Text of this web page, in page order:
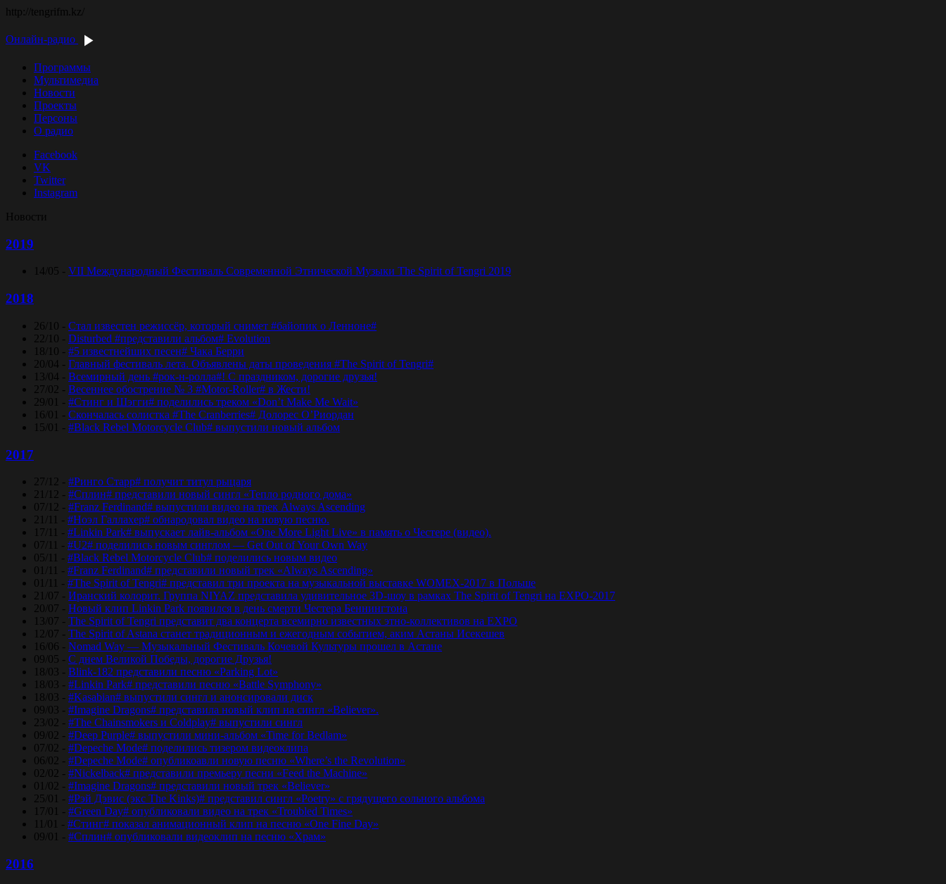
http://tengrifm.kz/
Онлайн-радио
Программы
Мультимедиа
Новости
Проекты
Персоны
О радио
Facebook
VK
Twitter
Instagram
Новости
2019
14/05 - VII Международный Фестиваль Современной Этнической Музыки The Spirit of Tengri 2019
2018
26/10 - Стал известен режиссёр, который снимет #байопик о Ленноне#
22/10 - Disturbed #представили альбом# Evolution
18/10 - #5 известнейших песен# Чака Берри
20/04 - Главный фестиваль лета. Объявлены даты проведения #The Spirit of Tengri#
13/04 - Всемирный день #рок-н-ролла#! С праздником, дорогие друзья!
27/02 - Весеннее обострение № 3 #Motor-Roller# в Жести!
29/01 - #Стинг и Шэгги# поделились треком «Don’t Make Me Wait»
16/01 - Скончалась солистка #The Cranberries# Долорес O’Риордан
15/01 - #Black Rebel Motorcycle Club# выпустили новый альбом
2017
27/12 - #Ринго Старр# получит титул рыцаря
21/12 - #Сплин# представили новый сингл «Тепло родного дома»
07/12 - #Franz Ferdinand# выпустили видео на трек Always Ascending
21/11 - #Ноэл Галлахер# обнародовал видео на новую песню.
17/11 - #Linkin Park# выпускает лайв-альбом «One More Light Live» в память о Честере (видео).
07/11 - #U2# поделились новым синглом — Get Out of Your Own Way
05/11 - #Black Rebel Motorcycle Club# поделились новым видео
01/11 - #Franz Ferdinand# представили новый трек «Always Ascending»
01/11 - #The Spirit of Tengri# представил три проекта на музыкальной выставке WOMEX-2017 в Польше
21/07 - Иранский колорит. Группа NIYAZ представила удивительное 3D-шоу в рамках The Spirit of Tengri на EXPO-2017
20/07 - Новый клип Linkin Park появился в день смерти Честера Беннингтона
13/07 - The Spirit of Tengri представит два концерта всемирно известных этно-коллективов на EXPO
12/07 - The Spirit of Astana станет традиционным и ежегодным событием, аким Астаны Исекешев
16/06 - Nomad Way — Музыкальный Фестиваль Кочевой Культуры прошел в Астане
09/05 - С днем Великой Победы, дорогие Друзья!
18/03 - Blink-182 представили песню «Parking Lot»
18/03 - #Linkin Park# представили песню «Bаttlе Sуmphоnу»
18/03 - #Kasabian# выпустили сингл и анонсировали диск
09/03 - #Imagine Dragons# представила новый клип на сингл «Believer».
23/02 - #The Chainsmokers и Coldplay# выпустили сингл
09/02 - #Deep Purple# выпустили мини-альбом «Time for Bedlam»
07/02 - #Depeche Mode# поделились тизером видеоклипа
06/02 - #Depeche Mode# опубликоавли новую песню «Where’s the Revolution»
02/02 - #Nickelback# представили премьеру песни «Feed the Machine»
01/02 - #Imagine Dragons# представили новый трек «Believer»
25/01 - #Рэй Дэвис (экс The Kinks)# представил сингл «Poetry» с грядущего сольного альбома
17/01 - #Green Day# опубликовали видео на трек «Troubled Times»
11/01 - #Стинг# показал анимационный клип на песню «One Fine Day»
09/01 - #Сплин# опубликовали видеоклип на песню «Храм»
2016